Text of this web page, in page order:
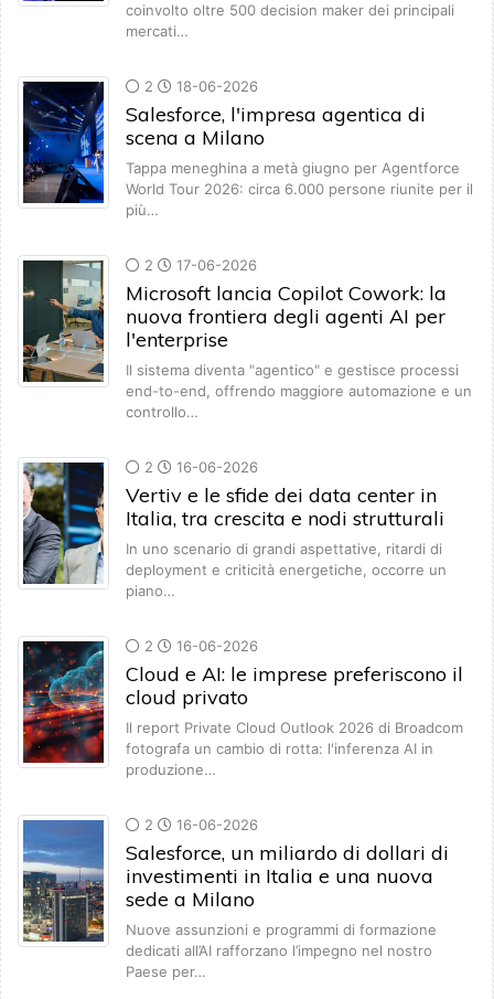
coinvolto oltre 500 decision maker dei principali
mercati…
2 18-06-2026
Salesforce, l'impresa agentica di
scena a Milano
Tappa meneghina a metà giugno per Agentforce
World Tour 2026: circa 6.000 persone riunite per il
più…
2 17-06-2026
Microsoft lancia Copilot Cowork: la
nuova frontiera degli agenti AI per
l'enterprise
Il sistema diventa "agentico" e gestisce processi
end-to-end, offrendo maggiore automazione e un
controllo…
2 16-06-2026
Vertiv e le sfide dei data center in
Italia, tra crescita e nodi strutturali
In uno scenario di grandi aspettative, ritardi di
deployment e criticità energetiche, occorre un
piano…
2 16-06-2026
Cloud e AI: le imprese preferiscono il
cloud privato
Il report Private Cloud Outlook 2026 di Broadcom
fotografa un cambio di rotta: l'inferenza AI in
produzione…
2 16-06-2026
Salesforce, un miliardo di dollari di
investimenti in Italia e una nuova
sede a Milano
Nuove assunzioni e programmi di formazione
dedicati all’AI rafforzano l’impegno nel nostro
Paese per…